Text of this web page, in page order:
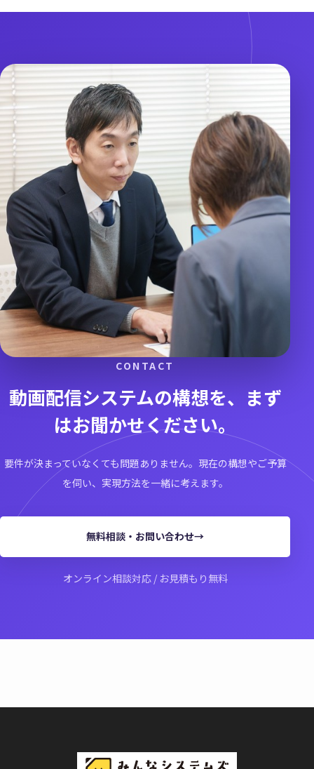
CONTACT
動画配信システムの構想を、 まず
はお聞かせください。
要件が決まっていなくても問題ありません。 現在の構想やご予算
を伺い、実現方法を一緒に考えます。
無料相談・お問い合わせ→
オンライン相談対応 / お見積もり無料